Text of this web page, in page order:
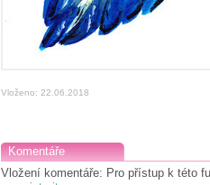
Vloženo: 22.06.2018
Komentáře
Vložení komentáře: Pro přístup k této